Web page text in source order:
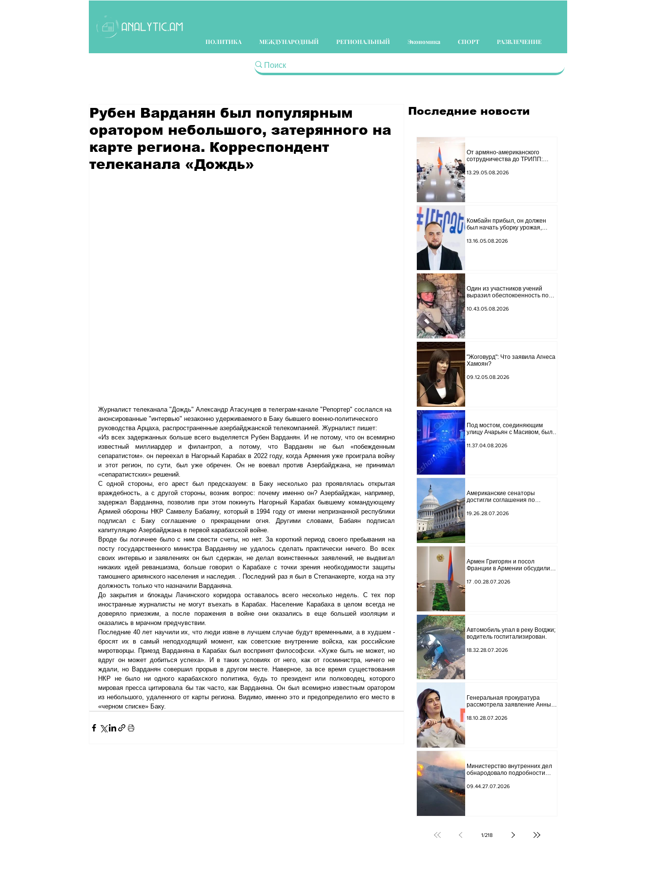
ПОЛИТИКА МЕЖДУНАРОДНЫЙ РЕГИОНАЛЬНЫЙ Экономика СПОРТ РАЗВЛЕЧЕНИЕ
Рубен Варданян был популярным
оратором небольшого, затерянного на
карте региона. Корреспондент
телеканала «Дождь»
Журналист телеканала "Дождь" Александр Атасунцев в телеграм-канале "Репортер" сослался на
анонсированные "интервью" незаконно удерживаемого в Баку бывшего военно-политического
руководства Арцаха, распространенные азербайджанской телекомпанией. Журналист пишет:
«Из всех задержанных больше всего выделяется Рубен Варданян. И не потому, что он всемирно
известный миллиардер и филантроп, а потому, что Варданян не был «побежденным
сепаратистом». он переехал в Нагорный Карабах в 2022 году, когда Армения уже проиграла войну
и этот регион, по сути, был уже обречен. Он не воевал против Азербайджана, не принимал
«сепаратистских» решений.
С одной стороны, его арест был предсказуем: в Баку несколько раз проявлялась открытая
враждебность, а с другой стороны, возник вопрос: почему именно он? Азербайджан, например,
задержал Варданяна, позволив при этом покинуть Нагорный Карабах бывшему командующему
Армией обороны НКР Самвелу Бабаяну, который в 1994 году от имени непризнанной республики
подписал с Баку соглашение о прекращении огня. Другими словами, Бабаян подписал
капитуляцию Азербайджана в первой карабахской войне.
Вроде бы логичнее было с ним свести счеты, но нет. За короткий период своего пребывания на
посту государственного министра Варданяну не удалось сделать практически ничего. Во всех
своих интервью и заявлениях он был сдержан, не делал воинственных заявлений, не выдвигал
никаких идей реваншизма, больше говорил о Карабахе с точки зрения необходимости защиты
тамошнего армянского населения и наследия. . Последний раз я был в Степанакерте, когда на эту
должность только что назначили Варданяна.
До закрытия и блокады Лачинского коридора оставалось всего несколько недель. С тех пор
иностранные журналисты не могут въехать в Карабах. Население Карабаха в целом всегда не
доверяло приезжим, а после поражения в войне они оказались в еще большей изоляции и
оказались в мрачном предчувствии.
Последние 40 лет научили их, что люди извне в лучшем случае будут временными, а в худшем -
бросят их в самый неподходящий момент, как советские внутренние войска, как российские
миротворцы. Приезд Варданяна в Карабах был воспринят философски. «Хуже быть не может, но
вдруг он может добиться успеха». И в таких условиях от него, как от госминистра, ничего не
ждали, но Варданян совершил прорыв в другом месте. Наверное, за все время существования
НКР не было ни одного карабахского политика, будь то президент или полководец, которого
мировая пресса цитировала бы так часто, как Варданяна. Он был всемирно известным оратором
из небольшого, удаленного от карты региона. Видимо, именно это и предопределило его место в
«черном списке» Баку.
Последние новости
От армяно-американского
сотрудничества до ТРИПП:
советника специального
13.29.05.08.2026
Комбайн прибыл, он должен
был начать уборку урожая,
постановление о запрете
13.16.05.08.2026
Один из участников учений
выразил обеспокоенность по
постов в Сюнике. Начальник
10.43.05.08.2026
"Жоговурд": Что заявила Агнеса
Хамоян?
09.12.05.08.2026
Под мостом, соединяющим
улицу Ачарьян с Масивом, было
котором были найдены две
11.37.04.08.2026
Американские сенаторы
достигли соглашения по
новых санкций против России и
19.26.28.07.2026
Армен Григорян и посол
Франции в Армении обсудили
стратегического партнерства.
17 .00.28.07.2026
Автомобиль упал в реку Вогджи;
водитель госпитализирован.
18.32.28.07.2026
Генеральная прокуратура
рассмотрела заявление Анны
18.10.28.07.2026
Министерство внутренних дел
обнародовало подробности
09.44.27.07.2026
1/218